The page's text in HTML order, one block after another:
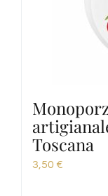
Toscana
3,50 €